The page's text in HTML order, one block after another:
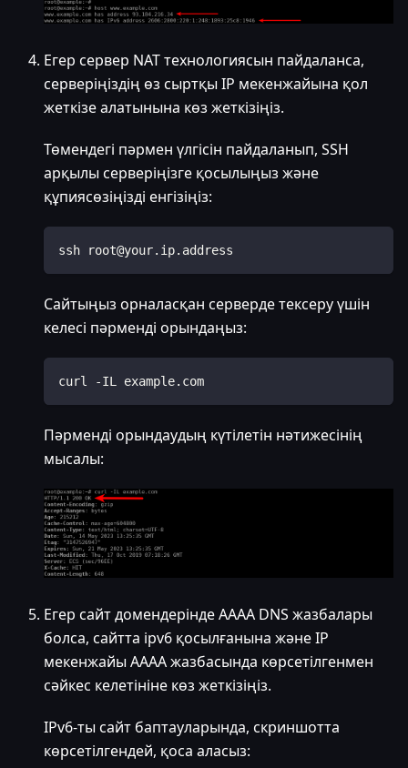
Егер сервер NAT технологиясын пайдаланса,
серверіңіздің өз сыртқы IP мекенжайына қол
жеткізе алатынына көз жеткізіңіз.
Төмендегі пәрмен үлгісін пайдаланып, SSH
арқылы серверіңізге қосылыңыз және
құпиясөзіңізді енгізіңіз:
ssh root@your.ip.address
Сайтыңыз орналасқан серверде тексеру үшін
келесі пәрменді орындаңыз:
curl -IL example.com
Пәрменді орындаудың күтілетін нәтижесінің
мысалы:
Егер сайт домендерінде AAAA DNS жазбалары
болса, сайтта ipv6 қосылғанына және IP
мекенжайы AAAA жазбасында көрсетілгенмен
сәйкес келетініне көз жеткізіңіз.
IPv6-ты сайт баптауларында, скриншотта
көрсетілгендей, қоса аласыз: